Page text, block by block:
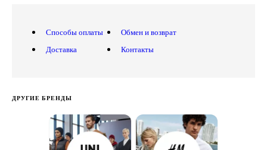
Способы оплаты
Доставка
Обмен и возврат
Контакты
ДРУГИЕ БРЕНДЫ